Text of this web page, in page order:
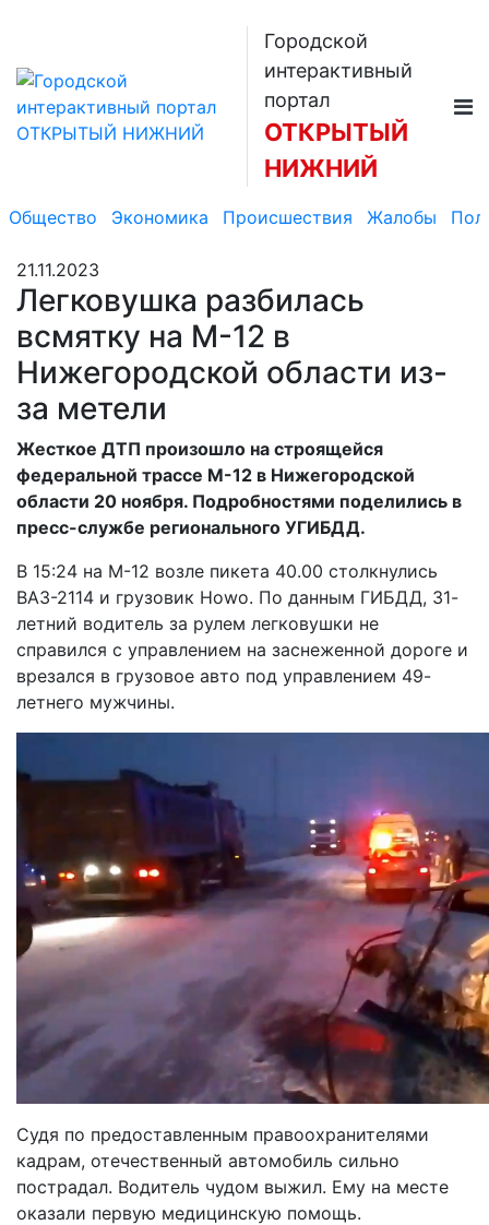
Городской
интерактивный
портал
ОТКРЫТЫЙ
НИЖНИЙ
Общество Экономика Происшествия Жалобы
21.11.2023
Легковушка разбилась
всмятку на М-12 в
Нижегородской области из-
за метели
Жесткое ДТП произошло на строящейся
федеральной трассе М-12 в Нижегородской
области 20 ноября. Подробностями поделились в
пресс-службе регионального УГИБДД.
В 15:24 на М-12 возле пикета 40.00 столкнулись
ВАЗ-2114 и грузовик Howo. По данным ГИБДД, 31-
летний водитель за рулем легковушки не
справился с управлением на заснеженной дороге и
врезался в грузовое авто под управлением 49-
летнего мужчины.
Судя по предоставленным правоохранителями
кадрам, отечественный автомобиль сильно
пострадал. Водитель чудом выжил. Ему на месте
оказали первую медицинскую помощь.